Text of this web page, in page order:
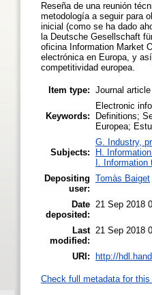
Reseña de una reunión
metodología a seguir para
inicial (como se ha dado
la Deutsche Gesellschaft
oficina Information Market
electrónica en Europa, y
competitividad europea.
Item type: Journal
Keywords:
Electronic
Definitions;
Europea;
Subjects:
G. Industry,
H.
I.
Depositing
user:
Tomàs Baiget
Date
deposited:
21 Sep 2018
Last
modified:
21 Sep 2018
URI: http://
Check full metadata for this